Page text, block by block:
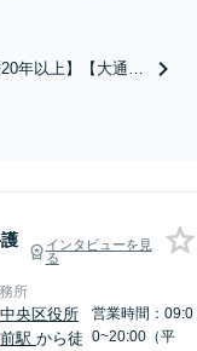
幅広く対応してい
法書士などの他士
20年以上】【大通駅
、お子さまの将
策をご提案しま
インタビューを見
る
所
中央区役所
前駅 から徒
営業時間：09:0
0~20:00（平